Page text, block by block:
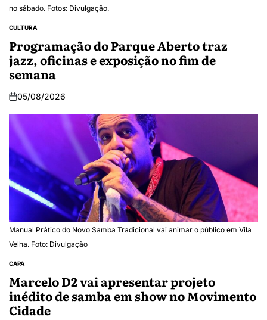
no sábado. Fotos: Divulgação.
CULTURA
Programação do Parque Aberto traz
jazz, oficinas e exposição no fim de
semana
05/08/2026
Manual Prático do Novo Samba Tradicional vai animar o público em Vila
Velha. Foto: Divulgação
CAPA
Marcelo D2 vai apresentar projeto
inédito de samba em show no Movimento
Cidade